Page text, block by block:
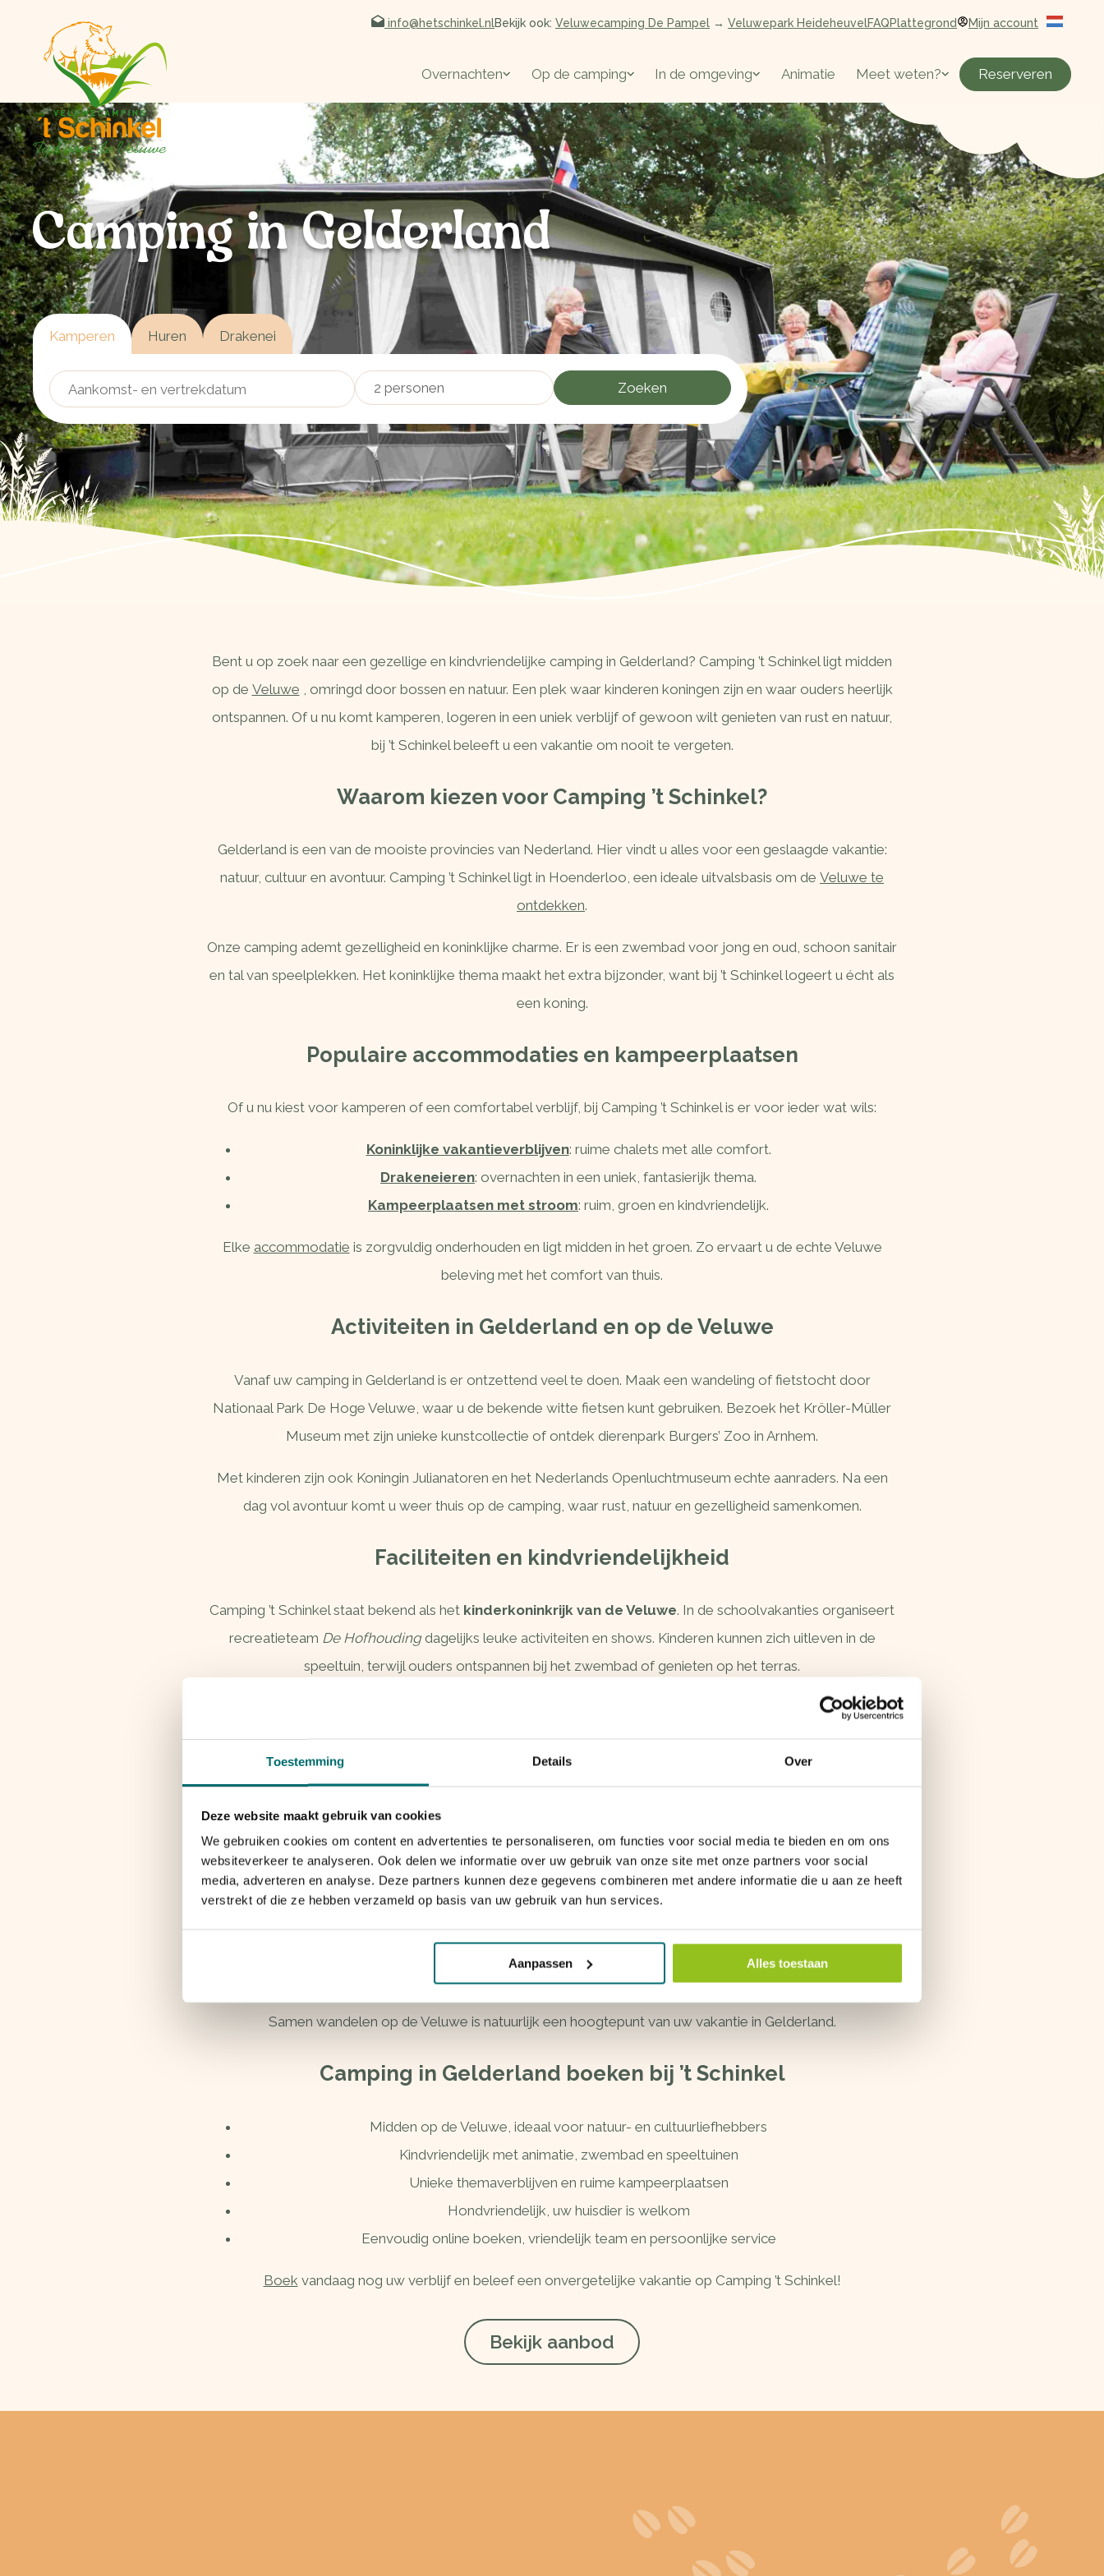
Toestemming Details Over
Deze website maakt gebruik van cookies
We gebruiken cookies om content en advertenties te personaliseren, om functies voor social media te bieden en om ons
websiteverkeer te analyseren. Ook delen we informatie over uw gebruik van onze site met onze partners voor social
media, adverteren en analyse. Deze partners kunnen deze gegevens combineren met andere informatie die u aan ze heeft
verstrekt of die ze hebben verzameld op basis van uw gebruik van hun services.
Aanpassen Alles toestaan
info@hetschinkel.nlBekijk ook: Veluwecamping De Pampel → Veluwepark HeideheuvelFAQPlattegrond Mijn account
Overnachten Op de camping In de omgeving Animatie Meet weten? Reserveren
Camping in Gelderland
Kamperen Huren Drakenei
2 personen Zoeken
Bent u op zoek naar een gezellige en kindvriendelijke camping in Gelderland? Camping ’t Schinkel ligt midden
op de Veluwe , omringd door bossen en natuur. Een plek waar kinderen koningen zijn en waar ouders heerlijk
ontspannen. Of u nu komt kamperen, logeren in een uniek verblijf of gewoon wilt genieten van rust en natuur,
bij ’t Schinkel beleeft u een vakantie om nooit te vergeten.
Waarom kiezen voor Camping ’t Schinkel?
Gelderland is een van de mooiste provincies van Nederland. Hier vindt u alles voor een geslaagde vakantie:
natuur, cultuur en avontuur. Camping ’t Schinkel ligt in Hoenderloo, een ideale uitvalsbasis om de Veluwe te
ontdekken.
Onze camping ademt gezelligheid en koninklijke charme. Er is een zwembad voor jong en oud, schoon sanitair
en tal van speelplekken. Het koninklijke thema maakt het extra bijzonder, want bij ’t Schinkel logeert u écht als
een koning.
Populaire accommodaties en kampeerplaatsen
Of u nu kiest voor kamperen of een comfortabel verblijf, bij Camping ’t Schinkel is er voor ieder wat wils:
Koninklijke vakantieverblijven: ruime chalets met alle comfort.
Drakeneieren: overnachten in een uniek, fantasierijk thema.
Kampeerplaatsen met stroom: ruim, groen en kindvriendelijk.
Elke accommodatie is zorgvuldig onderhouden en ligt midden in het groen. Zo ervaart u de echte Veluwe
beleving met het comfort van thuis.
Activiteiten in Gelderland en op de Veluwe
Vanaf uw camping in Gelderland is er ontzettend veel te doen. Maak een wandeling of fietstocht door
Nationaal Park De Hoge Veluwe, waar u de bekende witte fietsen kunt gebruiken. Bezoek het Kröller-Müller
Museum met zijn unieke kunstcollectie of ontdek dierenpark Burgers’ Zoo in Arnhem.
Met kinderen zijn ook Koningin Julianatoren en het Nederlands Openluchtmuseum echte aanraders. Na een
dag vol avontuur komt u weer thuis op de camping, waar rust, natuur en gezelligheid samenkomen.
Faciliteiten en kindvriendelijkheid
Camping ’t Schinkel staat bekend als het kinderkoninkrijk van de Veluwe. In de schoolvakanties organiseert
recreatieteam De Hofhoudingdagelijks leuke activiteiten en shows. Kinderen kunnen zich uitleven in de
speeltuin, terwijl ouders ontspannen bij het zwembad of genieten op het terras.
Eetcafé met terras
Gratis wifi op de meeste plaatsen
Honden welkom op de camping
Gaat uw trouwe viervoeter mee op vakantie? Op Camping ’t Schinkel zijn
van harte welkom. We
Samen wandelen op de Veluwe is natuurlijk een hoogtepunt van uw vakantie in Gelderland.
Camping in Gelderland boeken bij ’t Schinkel
Midden op de Veluwe, ideaal voor natuur- en cultuurliefhebbers
Kindvriendelijk met animatie, zwembad en speeltuinen
Unieke themaverblijven en ruime kampeerplaatsen
Hondvriendelijk, uw huisdier is welkom
Eenvoudig online boeken, vriendelijk team en persoonlijke service
Boek vandaag nog uw verblijf en beleef een onvergetelijke vakantie op Camping ’t Schinkel!
Bekijk aanbod